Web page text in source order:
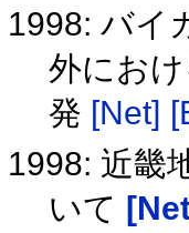
1998: バイ
外にお
発 [Net]
1998: 近畿
いて